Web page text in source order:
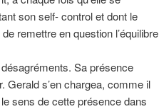
son self- control et dont le
remettre en question l’équilibre
Sa présence
Gerald s’en chargea, comme il
sens de cette présence dans